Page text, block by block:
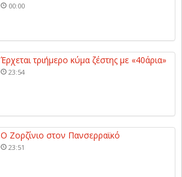
00:00
Έρχεται τριήμερο κύμα ζέστης με «40άρια»
23:54
Ο Ζορζίνιο στον Πανσερραϊκό
23:51